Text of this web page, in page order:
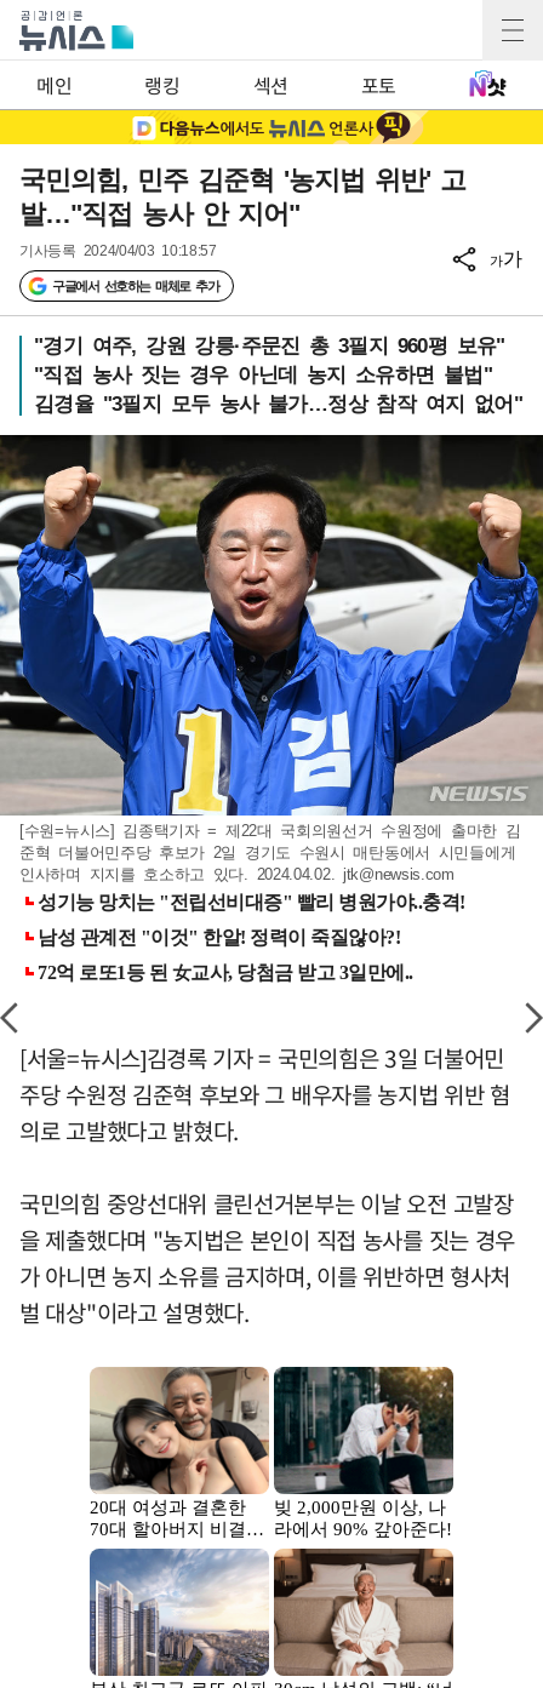
메인 랭킹 섹션 포토
국민의힘, 민주 김준혁 '농지법 위반' 고
발…"직접 농사 안 지어"
기사등록 2024/04/03 10:18:57
구글에서 선호하는 매체로 추가
가가
"경기 여주, 강원 강릉·주문진 총 3필지 960평 보유"
"직접 농사 짓는 경우 아닌데 농지 소유하면 불법"
김경율 "3필지 모두 농사 불가…정상 참작 여지 없어"
[수원=뉴시스] 김종택기자 = 제22대 국회의원선거 수원정에 출마한 김
준혁 더불어민주당 후보가 2일 경기도 수원시 매탄동에서 시민들에게
인사하며 지지를 호소하고 있다. 2024.04.02. jtk@newsis.com
[서울=뉴시스]김경록 기자 = 국민의힘은 3일 더불어민
주당 수원정 김준혁 후보와 그 배우자를 농지법 위반 혐
의로 고발했다고 밝혔다.
국민의힘 중앙선대위 클린선거본부는 이날 오전 고발장
을 제출했다며 "농지법은 본인이 직접 농사를 짓는 경우
가 아니면 농지 소유를 금지하며, 이를 위반하면 형사처
벌 대상"이라고 설명했다.